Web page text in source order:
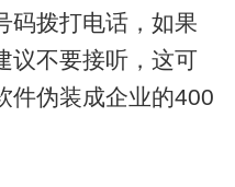
码拨打电话，如果
议不要接听，这可
件伪装成企业的400